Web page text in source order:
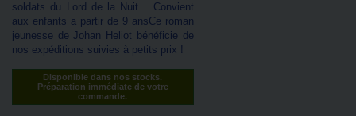
soldats du Lord de la Nuit... Convient
aux enfants a partir de 9 ansCe roman
jeunesse de Johan Heliot bénéficie de
nos expéditions suivies à petits prix !
Disponible dans nos stocks.
Préparation immédiate de votre
commande.